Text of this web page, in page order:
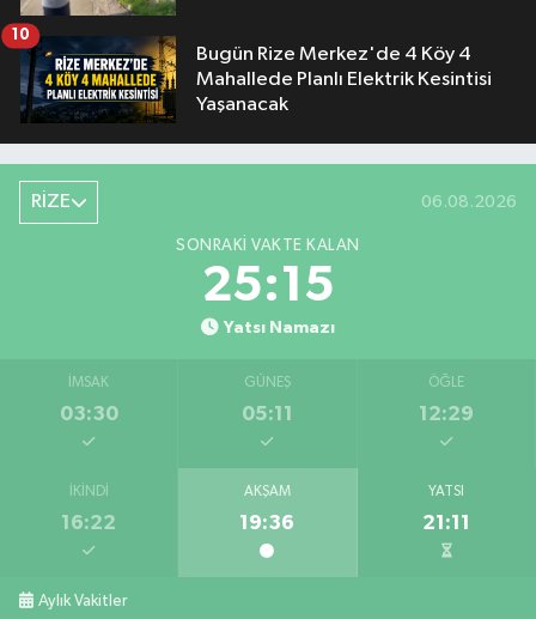
Bugün Rize Merkez'de 4 Köy 4
Mahallede Planlı Elektrik Kesintisi
Yaşanacak
10
RİZE 06.08.2026
SONRAKI VAKTE KALAN
25:15
Yatsı Namazı
İMSAK
03:30
GÜNEŞ
05:11
ÖĞLE
12:29
İKINDI
16:22
AKŞAM
19:36
YATSI
21:11
Aylık Vakitler